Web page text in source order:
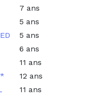
7 ans
5 ans
5 ans
6 ans
11 ans
12 ans
11 ans